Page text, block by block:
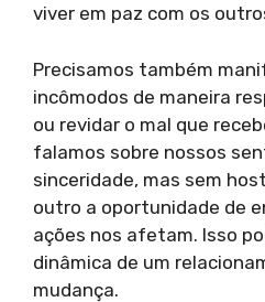
viver em paz com os
Precisamos também
incômodos de maneira
ou revidar o mal que
falamos sobre nossos
sinceridade, mas sem
outro a oportunidade de
ações nos afetam. Isso
dinâmica de um
mudança.